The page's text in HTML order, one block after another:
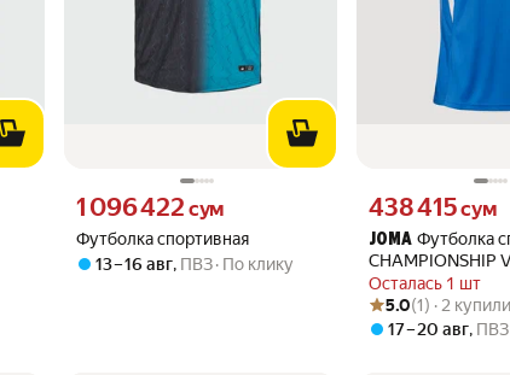
Футболка спортивная
Цена 1096422 сум вместо
1 096 422 сум
13 – 16 авг, ПВЗ По клику
JOMA Футболка
CHAMPIONSHIP
Осталась 1 шт
Цена 438415 сум
438 415сум
Рейтинг товара: 5.0
Оценок: (1) · 2 купили
5.0(1) · 2 купили
17 – 20 авг, ПВЗ